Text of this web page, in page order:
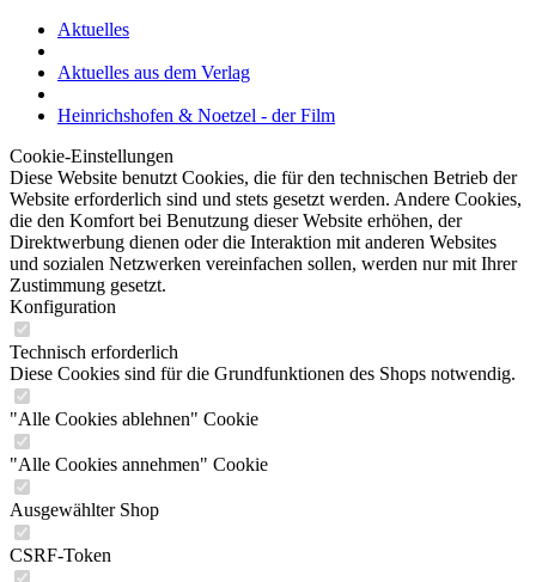
Aktuelles
Aktuelles aus dem Verlag
Heinrichshofen & Noetzel - der Film
Cookie-Einstellungen
Diese Website benutzt Cookies, die für den technischen Betrieb der
Website erforderlich sind und stets gesetzt werden. Andere Cookies,
die den Komfort bei Benutzung dieser Website erhöhen, der
Direktwerbung dienen oder die Interaktion mit anderen Websites
und sozialen Netzwerken vereinfachen sollen, werden nur mit Ihrer
Zustimmung gesetzt.
Konfiguration
Technisch erforderlich
Diese Cookies sind für die Grundfunktionen des Shops notwendig.
"Alle Cookies ablehnen" Cookie
"Alle Cookies annehmen" Cookie
Ausgewählter Shop
CSRF-Token